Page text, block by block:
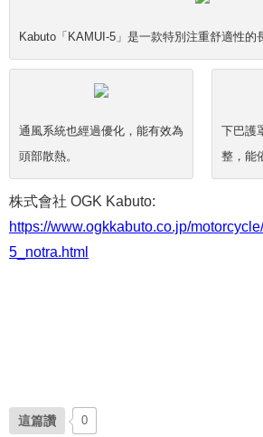
Kabuto「KAMUI-5」是一款特別注重舒適性的
通風系統也經過優化，能有效為
頭部散熱。
下巴護
整，能
株式會社 OGK Kabuto:
https://www.ogkkabuto.co.jp/
5_notra.html
這篇讚 0